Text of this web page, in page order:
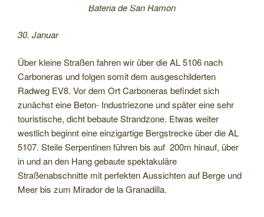
Bateria de San Ramon
30. Januar
Über kleine Straßen fahren wir über die AL 5106 nach
Carboneras und folgen somit dem ausgeschilderten
Radweg EV8. Vor dem Ort Carboneras befindet sich
zunächst eine Beton- Industriezone und später eine sehr
touristische, dicht bebaute Strandzone. Etwas weiter
westlich beginnt eine einzigartige Bergstrecke über die AL
5107. Steile Serpentinen führen bis auf 200m hinauf, über
in und an den Hang gebaute spektakuläre
Straßenabschnitte mit perfekten Aussichten auf Berge und
Meer bis zum Mirador de la Granadilla.